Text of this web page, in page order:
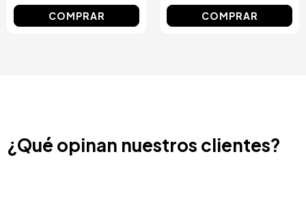
COMPRAR COMPRAR
¿Qué opinan nuestros clientes?